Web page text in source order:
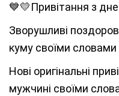
💙💛Привітання з
Зворушливі
куму своїми словами
Нові оригінальні
мужчині своїми